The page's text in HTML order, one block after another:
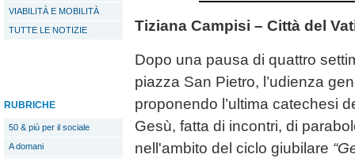
VIABILITÀ E MOBILITÀ
TUTTE LE NOTIZIE
RUBRICHE
50 & più per il sociale
A domani
Tiziana Campisi – Città del
Dopo una pausa di quattro
piazza San Pietro, l’udienza
proponendo l’ultima catechesi
Gesù, fatta di incontri, di
nell'ambito del ciclo giubilare